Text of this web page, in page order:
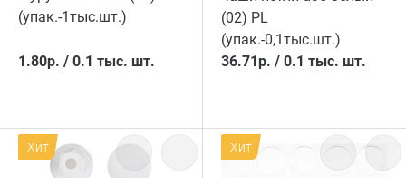
(упак.-1тыс.шт.)
1.80р. / 0.1 тыс. шт.
(02) PL
(упак.-0,1тыс.шт.)
36.71р. / 0.1 тыс. шт.
Хит Хит